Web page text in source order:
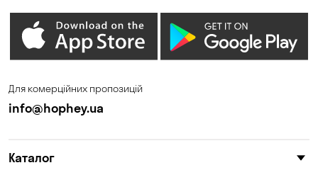
Для комерційних пропозицій
info@hophey.ua
Каталог